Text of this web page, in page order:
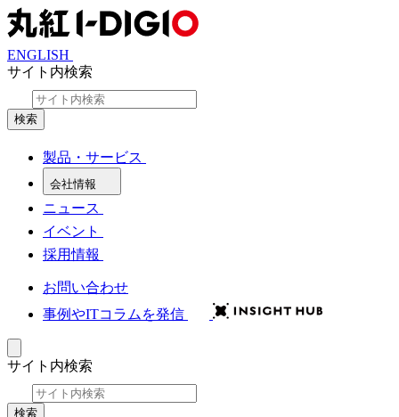
ENGLISH
サイト内検索
検索
製品・サービス
会社情報
ニュース
イベント
採用情報
お問い合わせ
事例やITコラムを発信
サイト内検索
検索